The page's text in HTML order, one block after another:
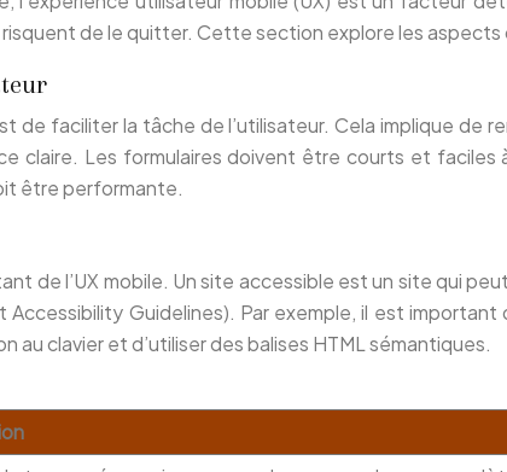
de le quitter. Cette section explore les aspects
de faciliter la tâche de l’utilisateur. Cela implique
claire. Les formulaires doivent être courts et
être performante.
de l’UX mobile. Un site accessible est un site qui
Guidelines). Par exemple, il est
au clavier et d’utiliser des balises HTML sémantiques.